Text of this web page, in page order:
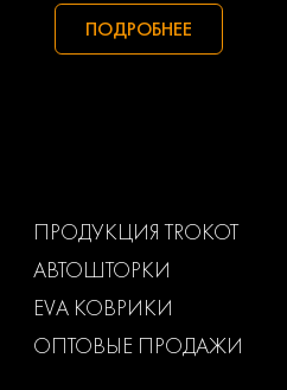
Subaru
Маз
ПОДРОБНЕЕ
ПРОДУКЦИЯ TROKOT
АВТОШТОРКИ
EVA КОВРИКИ
ОПТОВЫЕ ПРОДАЖИ